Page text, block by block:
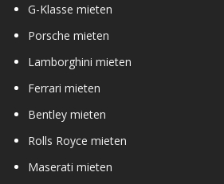
G-Klasse mieten
Porsche mieten
Lamborghini mieten
Ferrari mieten
Bentley mieten
Rolls Royce mieten
Maserati mieten